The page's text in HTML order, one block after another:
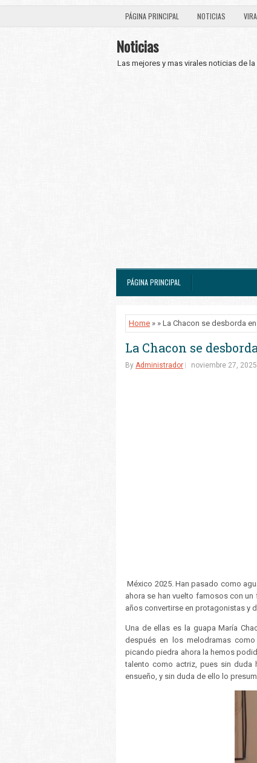
PÁGINA PRINCIPAL NOTICIAS
Noticias
Las mejores y mas virales noticias de la
PÁGINA PRINCIPAL
Home » » La Chacon se desborda
La Chacon se
By Administrador noviembre 27, 2025
México 2025. Han pasado como
ahora se han vuelto famosos con
años convertirse en protagonistas y
Una de ellas es la guapa María
después en los melodramas
picando piedra ahora la hemos
talento como actriz, pues sin duda
ensueño, y sin duda de ello lo